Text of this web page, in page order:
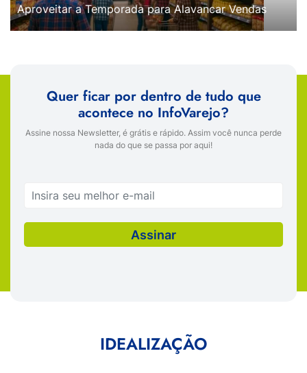
Aproveitar a Temporada para Alavancar Vendas
Quer ficar por dentro de tudo que
acontece no InfoVarejo?
Assine nossa Newsletter, é grátis e rápido. Assim você nunca perde
nada do que se passa por aqui!
IDEALIZAÇÃO